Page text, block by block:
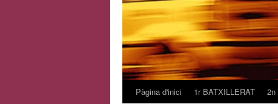
VésPàgina d'inici 1r BATXILLERAT 2n